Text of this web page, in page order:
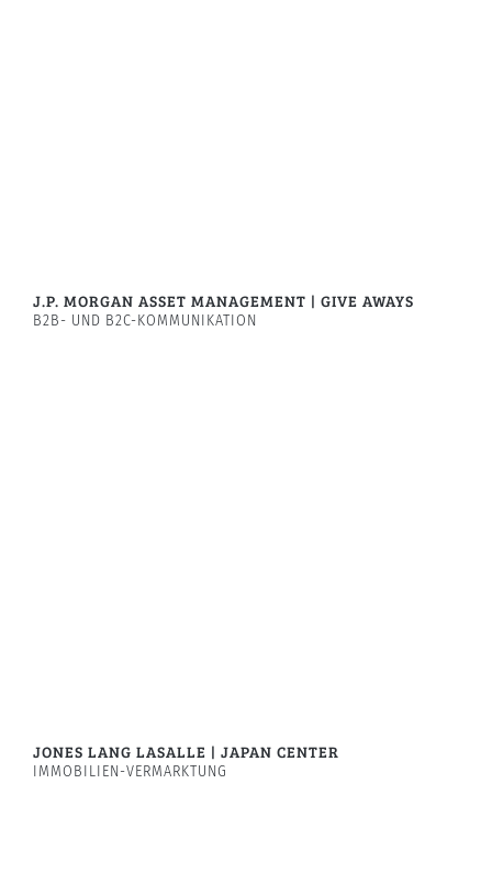
J.P. MORGAN ASSET MANAGEMENT | GIVE AWAYS
B2B- UND B2C-KOMMUNIKATION
JONES LANG LASALLE | JAPAN CENTER
IMMOBILIEN-VERMARKTUNG